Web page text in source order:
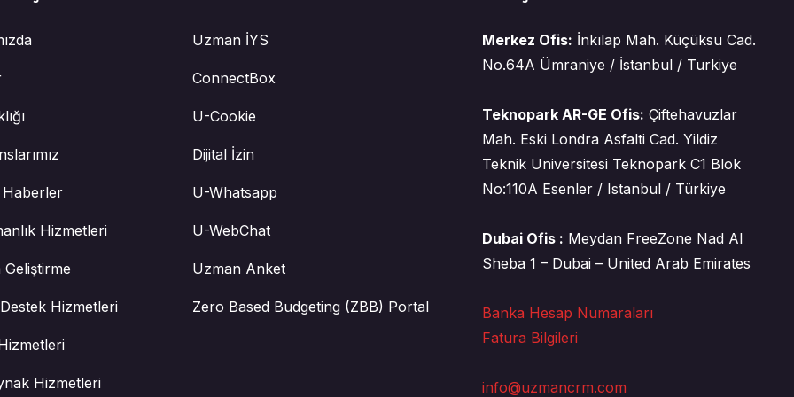
Haberler
Hizmetleri
Geliştirme
Hizmetleri
Hizmetleri
Uzman İYS
ConnectBox
U-Cookie
Dijital İzin
U-Whatsapp
U-WebChat
Uzman Anket
Zero Based Budgeting (ZBB) Portal
Merkez Ofis: İnkılap Mah. Küçüksu Cad.
No.64A Ümraniye / İstanbul / Turkiye
Teknopark AR-GE Ofis: Çiftehavuzlar
Mah. Eski Londra Asfalti Cad. Yildiz
Teknik Universitesi Teknopark C1 Blok
No:110A Esenler / Istanbul / Türkiye
Dubai Ofis : Meydan FreeZone Nad Al
Sheba 1 – Dubai – United Arab Emirates
Banka Hesap Numaraları
Fatura Bilgileri
info@uzmancrm.com